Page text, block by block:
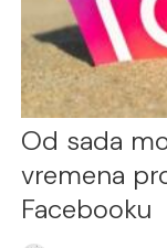
Od sada
vremena
Facebooku